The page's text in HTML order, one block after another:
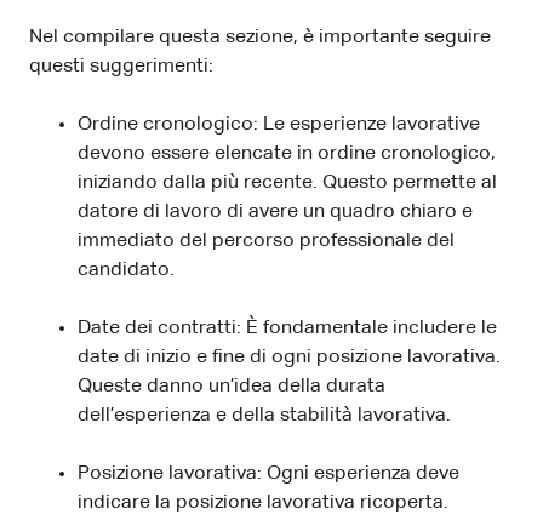
Nel compilare questa sezione, è importante seguire
questi suggerimenti:
Ordine cronologico: Le esperienze lavorative
devono essere elencate in ordine cronologico,
iniziando dalla più recente. Questo permette al
datore di lavoro di avere un quadro chiaro e
immediato del percorso professionale del
candidato.
Date dei contratti: È fondamentale includere le
date di inizio e fine di ogni posizione lavorativa.
Queste danno un’idea della durata
dell’esperienza e della stabilità lavorativa.
Posizione lavorativa: Ogni esperienza deve
indicare la posizione lavorativa ricoperta.